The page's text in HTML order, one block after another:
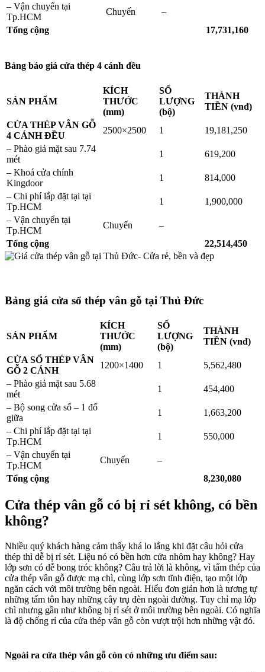
– Vận chuyển tại
Tp.HCM
Chuyến
–
Tổng cộng
17,731,160
Bảng báo giá cửa thép 4 cánh đều
SẢN PHẨM
KÍCH
THƯỚC
(mm)
SỐ
LƯỢNG
(bộ)
THÀNH
TIỀN (vnđ)
CỬA THÉP VÂN GỖ
4 CÁNH ĐỀU
2500×2500 1
19,181,250
– Phào giả mặt sau 7.74
mét
1
619,200
– Khoá cửa chính
Kingdoor
1
814,000
– Chi phí lắp đặt tại tại
Tp.HCM
1
1,900,000
– Vận chuyển tại
Tp.HCM
Chuyến
–
Tổng cộng
22,514,450
Bảng giá cửa sổ thép vân gỗ tại Thủ Đức
SẢN PHẨM
KÍCH
THƯỚC
(mm)
SỐ
LƯỢNG
(bộ)
THÀNH
TIỀN (vnđ)
CỬA SỔ THÉP VÂN
GỖ 2 CÁNH
1200×1400 1
5,562,480
– Phào giả mặt sau 5.68
mét
1
454,400
– Bộ song cửa sổ – 1 đố
giữa
1
1,663,200
– Chi phí lắp đặt tại tại
Tp.HCM
1
550,000
– Vận chuyển tại
Tp.HCM
Chuyến
–
Tổng cộng
8,230,080
Cửa thép vân gỗ có bị rỉ sét không, có bền
không?
Nhiều quý khách hàng cảm thấy khá lo lắng khi đặt câu hỏi cửa
thép thì dễ bị rỉ sét. Liệu nó có bền hơn cửa nhôm hay không? Hay
lớp sơn có dễ bong tróc không? Câu trả lời là không, vì tấm thép của
cửa thép vân gỗ được mạ chì, cùng lớp sơn tĩnh điện, tạo một lớp
ngăn cách với môi trường bên ngoài. Hiểu đơn giản hơn là tương tự
những tấm tôn hay những cây trụ đèn ngoài đường. Tuy chỉ mạ lớp
chì nhưng gần như không bị rỉ sét ở môi trường bên ngoài. Có nghĩa
là độ chống rỉ của cửa thép vân gỗ còn vượt trội hơn những vật đó.
Ngoài ra cửa thép vân gỗ còn có những ưu điểm sau: